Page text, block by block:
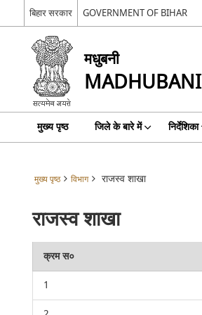
बिहार सरकार GOVERNMENT OF BIHAR
मधुबनी
MADHUBANI
मुख्य पृष्ठ जिले के बारे में निर्देशिका
मुख्य पृष्ठ विभाग राजस्व शाखा
राजस्व शाखा
क्रम स०
1